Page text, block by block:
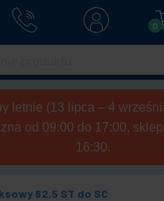
0
letnie (13 lipca – 4
od 09:00 do 17:00,
16:30.
62,5 ST do SC